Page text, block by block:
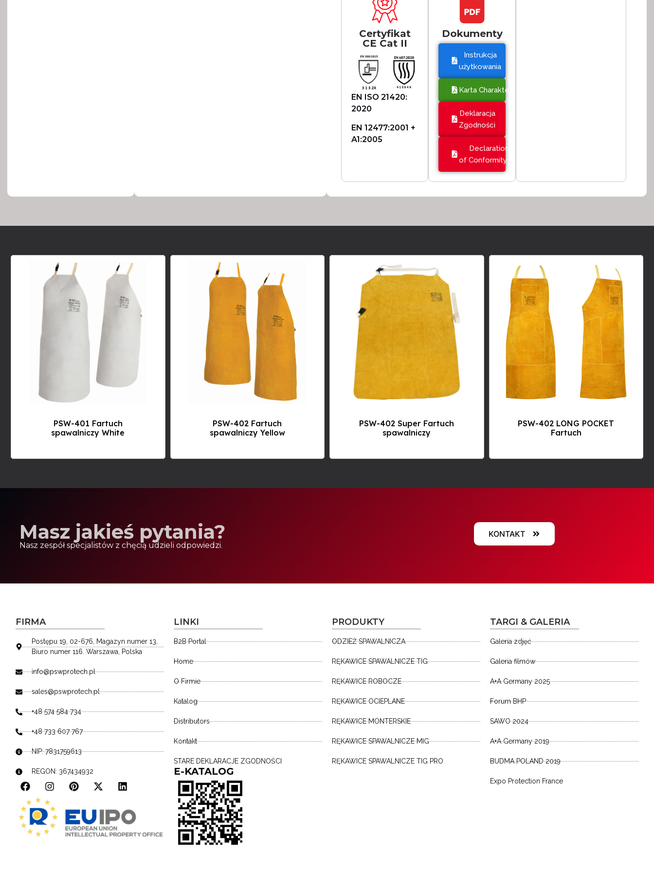
Certyfikat
CE Cat II
EN ISO 21420:
2020
EN 12477:2001 +
A1:2005
Dokumenty
Instrukcja
użytkowania
Karta Charakterystyki
Deklaracja
Zgodności
Declaration
of Conformity EU
PSW-401 Fartuch
spawalniczy White
PSW-402 Fartuch
spawalniczy Yellow
PSW-402 Super Fartuch
spawalniczy
PSW-402 LONG POCKET
Fartuch
Masz jakieś pytania?
Nasz zespół specjalistów z chęcią udzieli odpowiedzi.
KONTAKT
FIRMA
Postępu 19, 02-676, Magazyn numer 13,
Biuro numer 116. Warszawa, Polska
info@pswprotech.pl
sales@pswprotech.pl
+48 574 584 734
+48 733 607 767
NIP: 7831759613
REGON: 367434932
LINKI
B2B Portal
Home
O Firmie
Katalog
Distributors
Kontakt
STARE DEKLARACJE ZGODNOŚCI
E-KATALOG
PRODUKTY
ODZIEŻ SPAWALNICZA
RĘKAWICE SPAWALNICZE TIG
RĘKAWICE ROBOCZE
RĘKAWICE OCIEPLANE
RĘKAWICE MONTERSKIE
RĘKAWICE SPAWALNICZE MIG
RĘKAWICE SPAWALNICZE TIG PRO
TARGI & GALERIA
Galeria zdjęć
Galeria filmów
A+A Germany 2025
Forum BHP
SAWO 2024
A+A Germany 2019
BUDMA POLAND 2019
Expo Protection France